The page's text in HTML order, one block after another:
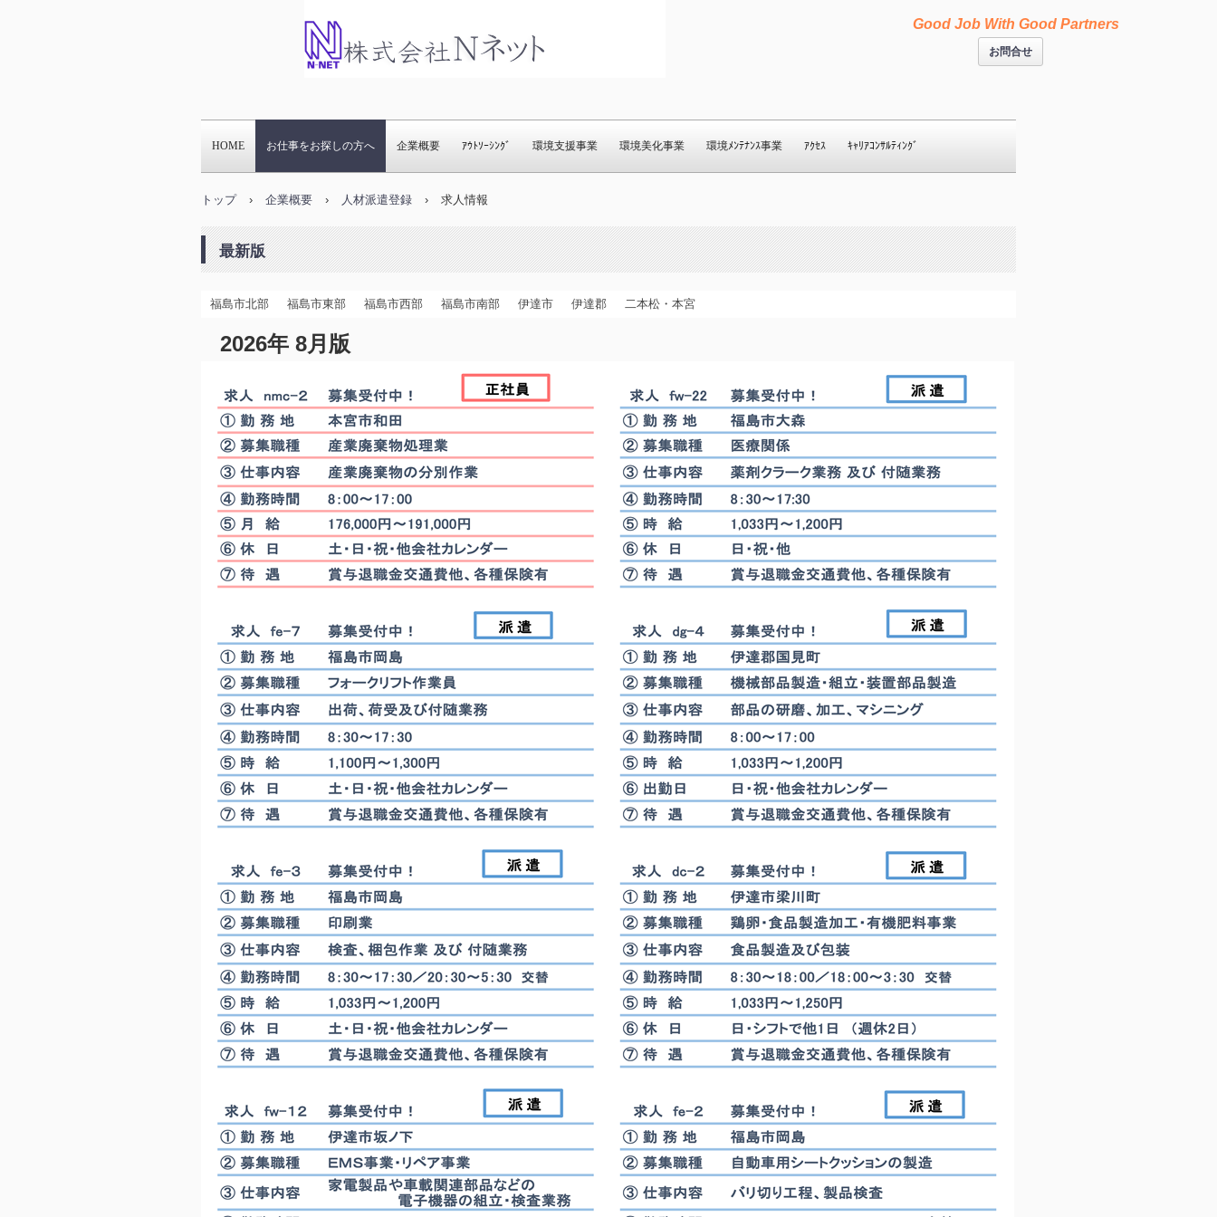
ることなら 株式会社Ｎネット
Good Job With Good Partners
お問合せ
HOME お仕事をお探しの方へ 企業概要 ｱｳﾄｿｰｼﾝｸﾞ 環境支援事業 環境美化事業 環境ﾒﾝﾃﾅﾝｽ事業 ｱｸｾｽ ｷｬﾘｱｺﾝｻﾙﾃｨﾝｸﾞ
トップ › 企業概要 › 人材派遣登録 › 求人情報
最新版
福島市北部 福島市東部 福島市西部 福島市南部 伊達市 伊達郡 二本松・本宮
2026年 8月版